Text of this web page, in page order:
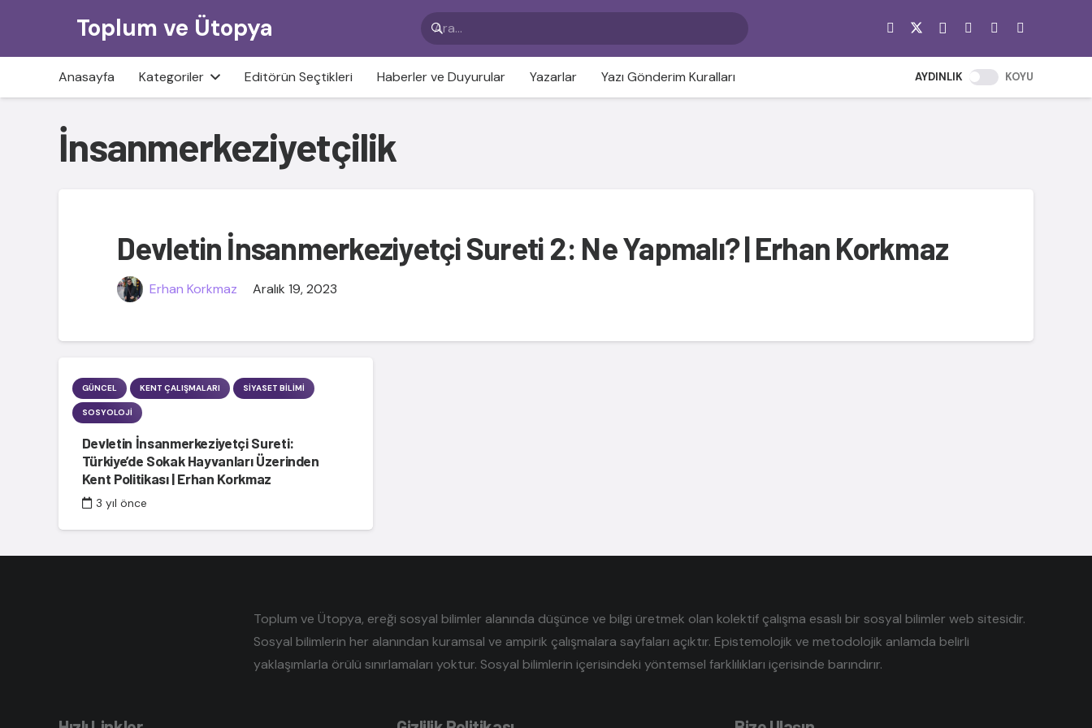
Toplum ve Ütopya
Anasayfa Kategoriler Editörün Seçtikleri Haberler ve Duyurular Yazarlar Yazı Gönderim Kuralları AYDINLIK KOYU
İnsanmerkeziyetçilik
Devletin İnsanmerkeziyetçi Sureti 2: Ne Yapmalı? | Erhan Korkmaz
Erhan Korkmaz Aralık 19, 2023
GÜNCEL KENT ÇALIŞMALARI SIYASET BILIMI
SOSYOLOJI
Devletin İnsanmerkeziyetçi Sureti:
Türkiye’de Sokak Hayvanları Üzerinden
Kent Politikası | Erhan Korkmaz
3 yıl önce
Toplum ve Ütopya, ereği sosyal bilimler alanında düşünce ve bilgi üretmek olan kolektif çalışma esaslı bir sosyal bilimler web sitesidir.
Sosyal bilimlerin her alanından kuramsal ve ampirik çalışmalara sayfaları açıktır. Epistemolojik ve metodolojik anlamda belirli
yaklaşımlarla örülü sınırlamaları yoktur. Sosyal bilimlerin içerisindeki yöntemsel farklılıkları içerisinde barındırır.